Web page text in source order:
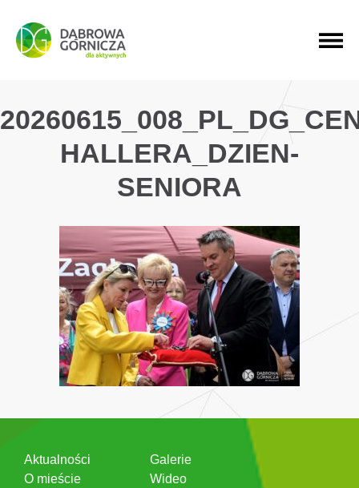
PRZEJDŹ DO MENU GŁÓWNEGO
PRZEJDŹ DO WYSZUKIWARKI
PRZEJDŹ DO TREŚCI
HALLERA_DZIEN-
SENIORA
Aktualności
O mieście
Galerie
Wideo